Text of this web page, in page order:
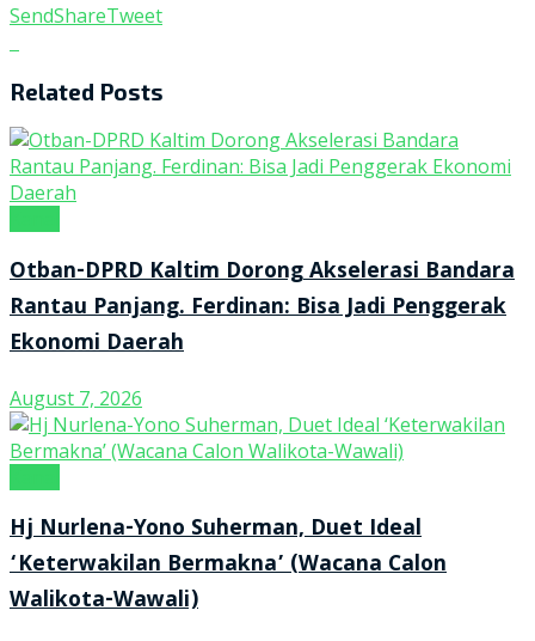
SendShareTweet
Related Posts
Otban-DPRD Kaltim Dorong Akselerasi Bandara
Rantau Panjang. Ferdinan: Bisa Jadi Penggerak
Ekonomi Daerah
August 7, 2026
Hj Nurlena-Yono Suherman, Duet Ideal
‘Keterwakilan Bermakna’ (Wacana Calon
Walikota-Wawali)